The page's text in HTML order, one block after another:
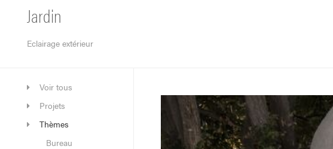
Jardin
Eclairage extérieur
Voir tous
Projets
Thèmes
Bureau